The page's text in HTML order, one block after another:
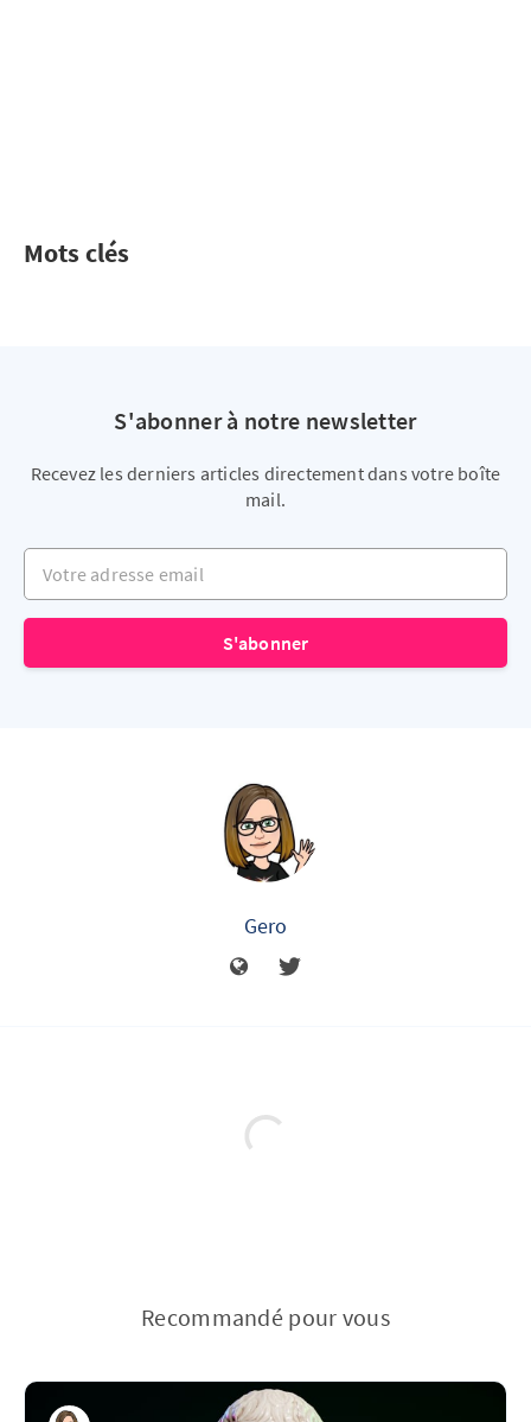
Mots clés
S'abonner à notre newsletter
Recevez les derniers articles directement dans votre boîte
mail.
Votre adresse email
S'abonner
Gero
Recommandé pour vous